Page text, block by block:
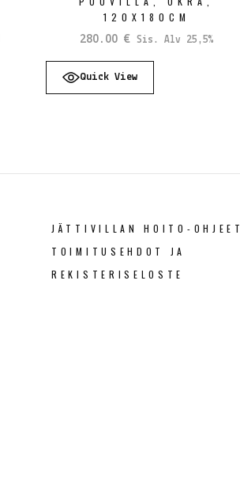
120X180CM
280.00€ Sis. Alv 25,5%
Quick View
JÄTTIVILLAN HOITO-OHJEET
TOIMITUSEHDOT JA
REKISTERISELOSTE